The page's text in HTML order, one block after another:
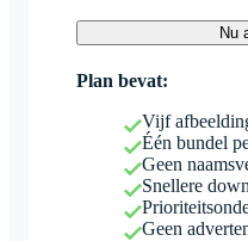
Nu
Plan bevat:
Vijf
Één bundel
Geen
Snellere
Geen